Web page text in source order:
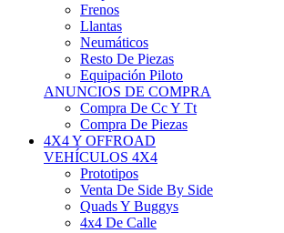
Llantas
Neumáticos
Resto De Piezas
Equipación Piloto
ANUNCIOS DE COMPRA
Compra De Cc Y Tt
Compra De Piezas
4X4 Y OFFROAD
VEHÍCULOS 4X4
Prototipos
Venta De Side By Side
Quads Y Buggys
4x4 De Calle
PIEZAS PARA 4X4